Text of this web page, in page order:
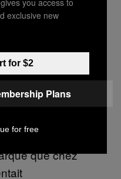
(USI), le
mesuré à
ci enregistrent
tête et les
en un
afin d’informer
de la
que chez
exclusive new
for $2
Plans
for free